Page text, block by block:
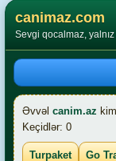
canimaz.com
Sevgi qocalmaz, yalnız
Əvvəl canim.az
Keçidlər: 0
Turpaket Go